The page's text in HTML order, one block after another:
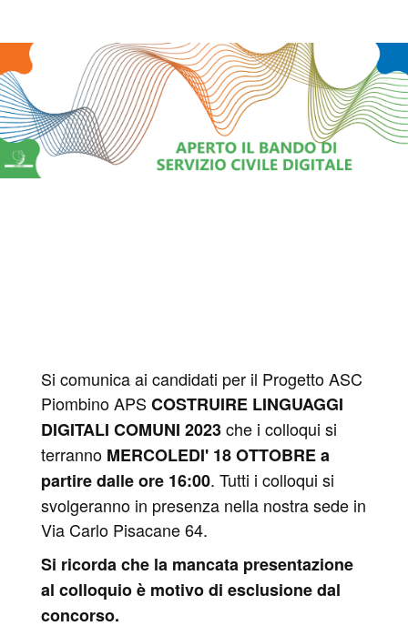
Si comunica ai candidati per il Progetto ASC
Piombino APS COSTRUIRE LINGUAGGI
DIGITALI COMUNI 2023che i colloqui si
terranno MERCOLEDI' 18 OTTOBRE a
partire dalle ore 16:00. Tutti i colloqui si
svolgeranno in presenza nella nostra sede in
Via Carlo Pisacane 64.
Si ricorda che la mancata presentazione
al colloquio è motivo di esclusione dal
concorso.